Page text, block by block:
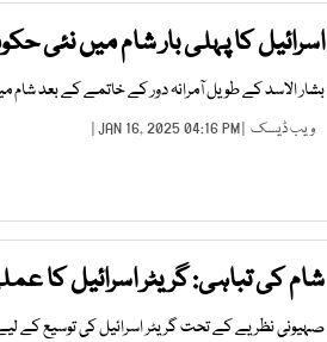
اسرائیل کا پہلی بار شام میں نئی حکومت
بشار الاسد کے طویل آمرانہ دور کے خاتمے کے بعد
ویب ڈیسک | JAN 16, 2025 04:16 PM |
شام کی تباہی: گریٹر اسرائیل کا
صہیونی نظریے کے تحت گریٹر اسرائیل کی توسیع کے